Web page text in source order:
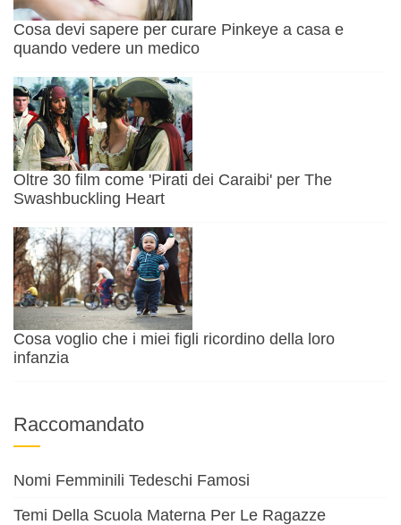
Cosa devi sapere per curare Pinkeye a casa e
quando vedere un medico
Oltre 30 film come 'Pirati dei Caraibi' per The
Swashbuckling Heart
Cosa voglio che i miei figli ricordino della loro
infanzia
Raccomandato
Nomi Femminili Tedeschi Famosi
Temi Della Scuola Materna Per Le Ragazze